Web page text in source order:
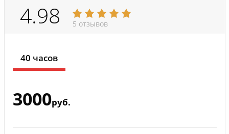
4.98 5 отзывов
40 часов
3000руб.